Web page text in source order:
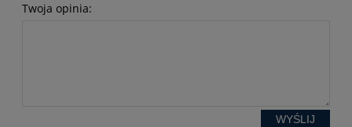
Twoja opinia:
WYŚLIJ